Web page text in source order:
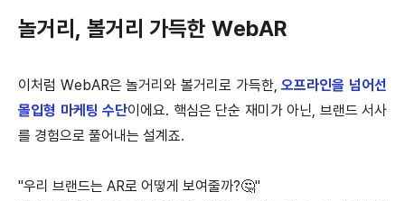
놀거리, 볼거리 가득한 WebAR
이처럼 WebAR은 놀거리와 볼거리로 가득한,오프라인을 넘어선
몰입형 마케팅 수단이에요. 핵심은 단순 재미가 아닌, 브랜드 서사
를 경험으로 풀어내는 설계죠.
"우리 브랜드는 AR로 어떻게 보여줄까?🤔"